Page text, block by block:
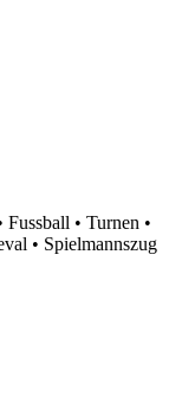
• Turnen •
• Spielmannszug